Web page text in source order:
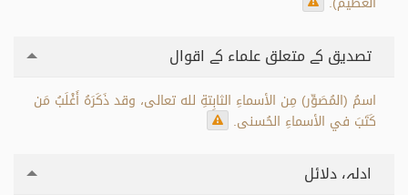
تصدیق کے متعلق علماء کے اقوال
اسمُ (المُصَوِّر) مِن الأسماءِ الثابِتةِ لله تعالى، وقد ذَكَرَهُ أَغْلَبُ مَن
كَتَبَ في الأسماءِ الحُسنى.
ادلہ، دلائل